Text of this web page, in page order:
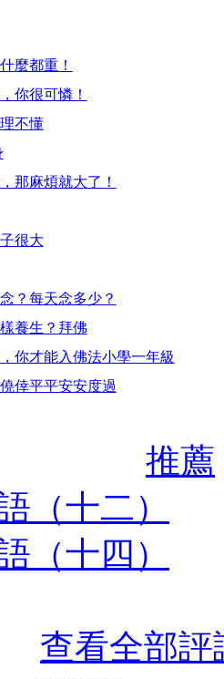
麼都重！
你很可憐！
不懂
那麻煩就大了！
很大
？每天念多少？
養生？拜佛
你才能入佛法小學一年級
倖平平安安度過
推薦
（十二）
（十四）
查看全部評